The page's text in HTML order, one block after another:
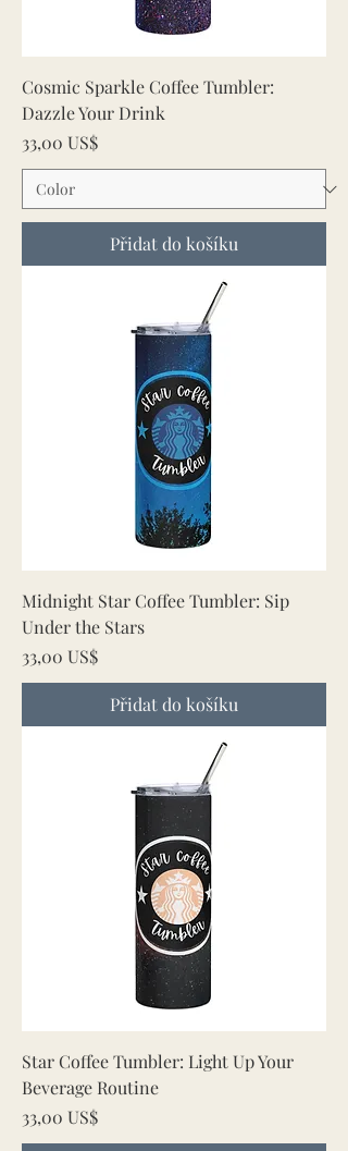
Cosmic Sparkle Coffee Tumbler:
Dazzle Your Drink
Cena
33,00 US$
Přidat do košíku
Midnight Star Coffee Tumbler: Sip
Under the Stars
Cena
33,00 US$
Přidat do košíku
Star Coffee Tumbler: Light Up Your
Beverage Routine
Cena
33,00 US$